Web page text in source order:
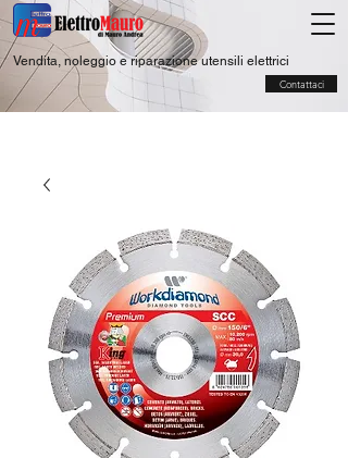
Vendita, noleggio e riparazione utensili elettrici
Contattaci